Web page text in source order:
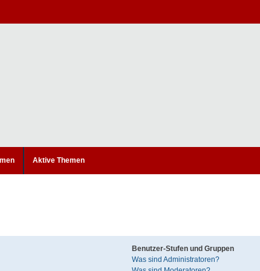
Aktive Themen
Benutzer-Stufen und Gruppen
Was sind Administratoren?